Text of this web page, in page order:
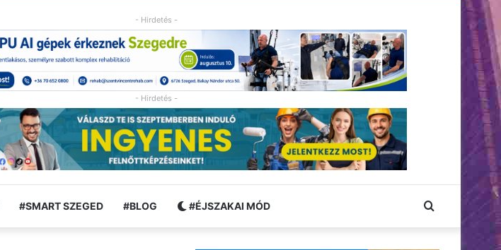
- Hirdetés -
- Hirdetés -
#SMART SZEGED #BLOG #ÉJSZAKAI MÓD Keresés: